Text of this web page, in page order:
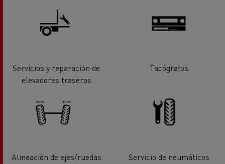
Servicios y reparación de
elevadores traseros
Tacógrafos
Alineación de ejes/ruedas Servicio de neumáticos